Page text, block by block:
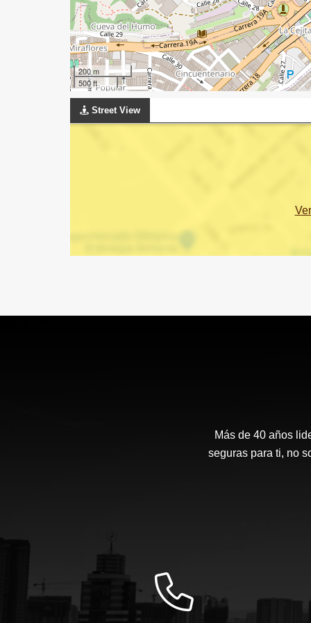
200 m
500 ft
Street View
Más de 40 años
seguras para ti, no